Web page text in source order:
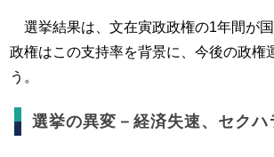
選挙結果は、文在寅政政権の1年間が
政権はこの支持率を背景に、今後の政権
う。
選挙の異変－経済失速、セク